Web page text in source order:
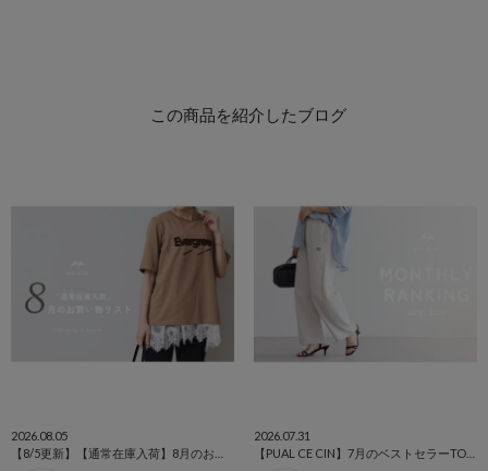
この商品を紹介したブログ
2026.08.05
2026.07.31
【PUAL CE CIN】7月のベストセラーTOP10